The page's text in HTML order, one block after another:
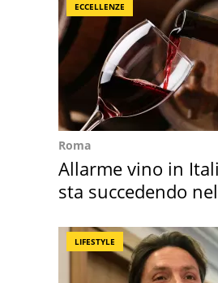
ECCELLENZE
Roma
Allarme vino in
sta succedendo
LIFESTYLE